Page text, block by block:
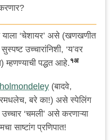
याला ‘चेशायर’ असे (खणखणीत
उच्चारांनिशी, ‘य’वर
पद्धत आहे.१अ
(बादवे,
बरे का!) असे स्पेलिंग
‘चमली’ असे करणाऱ्या
साष्टांग प्रणिपात!